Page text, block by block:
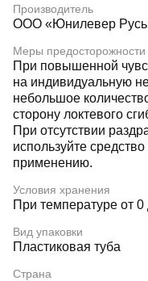
Производитель
ООО «Юнилевер
Меры предосторожности
При повышенной
на индивидуальную
небольшое
сторону локтевого
При отсутствии
используйте
применению.
Условия хранения
При температуре от 0
Вид упаковки
Пластиковая туба
Страна